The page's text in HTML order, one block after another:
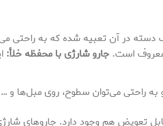
دسته در آن تعبیه شده که به راحتی
است. جارو شارژی با محفظه خلأ:
راحتی می‌توان سطوح، روی مبل‌ها و …
تعویض هم وجود دارد. جاروهای